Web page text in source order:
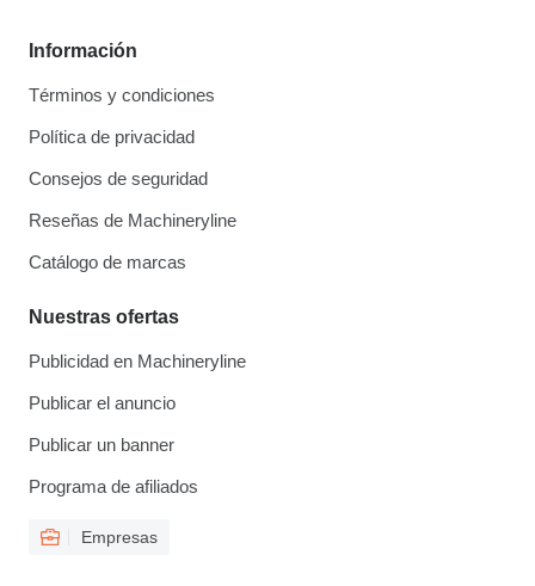
Información
Términos y condiciones
Política de privacidad
Consejos de seguridad
Reseñas de Machineryline
Catálogo de marcas
Nuestras ofertas
Publicidad en Machineryline
Publicar el anuncio
Publicar un banner
Programa de afiliados
Empresas